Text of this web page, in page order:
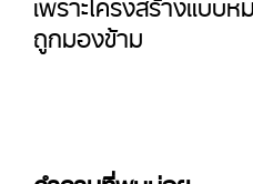
ถูกมองข้าม